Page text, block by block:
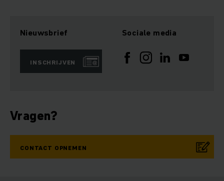
Nieuwsbrief
INSCHRIJVEN
Sociale media
Vragen?
CONTACT OPNEMEN